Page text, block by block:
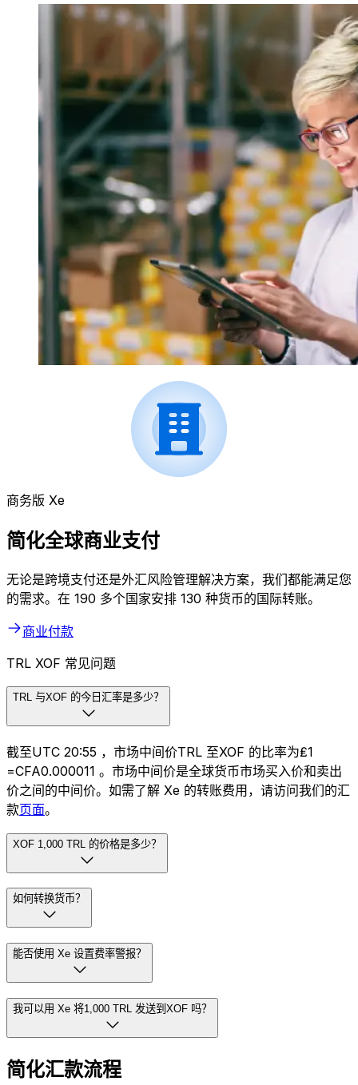
商务版 Xe
简化全球商业支付
无论是跨境支付还是外汇风险管理解决方案，我们都能满足您
的需求。在 190 多个国家安排 130 种货币的国际转账。
商业付款
TRL XOF 常见问题
TRL 与XOF 的今日汇率是多少？
截至UTC 20:55 ，市场中间价TRL 至XOF 的比率为₤1
=CFA0.000011 。市场中间价是全球货币市场买入价和卖出
价之间的中间价。如需了解 Xe 的转账费用，请访问我们的汇
款页面。
XOF 1,000 TRL 的价格是多少？
如何转换货币？
能否使用 Xe 设置费率警报？
我可以用 Xe 将1,000 TRL 发送到XOF 吗？
简化汇款流程